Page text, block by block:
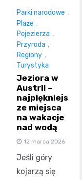
Parki narodowe ,
Plaże ,
Pojezierza ,
Przyroda ,
Regiony ,
Turystyka
Jeziora w
Austrii –
najpiękniejs
ze miejsca
na wakacje
nad wodą
12 marca 2026
Jeśli góry
kojarzą się